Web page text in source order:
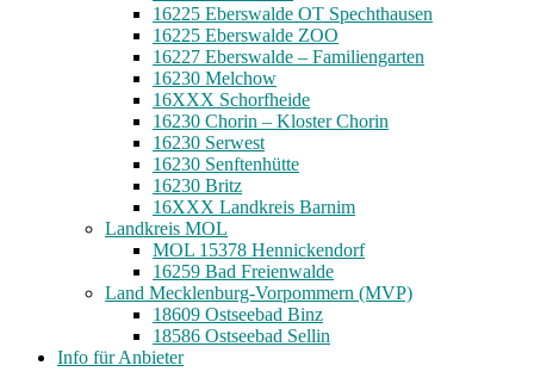
16225 Eberswalde OT Spechthausen
16225 Eberswalde ZOO
16227 Eberswalde – Familiengarten
16230 Melchow
16XXX Schorfheide
16230 Chorin – Kloster Chorin
16230 Serwest
16230 Senftenhütte
16230 Britz
16XXX Landkreis Barnim
Landkreis MOL
MOL 15378 Hennickendorf
16259 Bad Freienwalde
Land Mecklenburg-Vorpommern (MVP)
18609 Ostseebad Binz
18586 Ostseebad Sellin
Info für Anbieter